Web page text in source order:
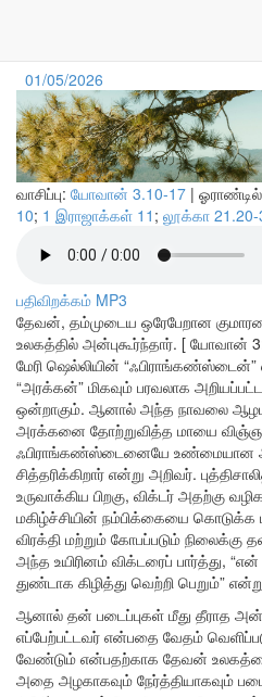
நாம் நம்பத்தகுந்த
01/05/2026
வாசிப்பு: யோவான் 3.10-17 |
10; 1 இராஜாக்கள் 11 ; லூக்கா 21.20-
பதிவிறக்கம் MP3
தேவன், தம்முடைய ஒரேபேறான
உலகத்தில் அன்புகூர்ந்தார். [ யோவான்
மேரி ஷெல்லியின் “ஃபிராங்கண்ஸ்டைன்”
“அரக்கன்” மிகவும் பரவலாக
ஒன்றாகும். ஆனால் அந்த நாவலை
அரக்கனை தோற்றுவித்த மாயை
ஃபிராங்கண்ஸ்டைனையே உண்மையான
சித்தரிக்கிறார் என்று அறிவர்.
உருவாக்கிய பிறகு, விக்டர் அதற்கு
மகிழ்ச்சியின் நம்பிக்கையை கொடுக்க
விரக்தி மற்றும் கோபப்படும் நிலைக்கு
அந்த உயிரினம் விக்டரைப் பார்த்து,
துண்டாக கிழித்து வெற்றி பெறும்”
ஆனால் தன் படைப்புகள் மீது தீராத
எப்பேற்பட்டவர் என்பதை வேதம்
வேண்டும் என்பதற்காக தேவன்
அதை அழகாகவும் நேர்த்தியாகவும்